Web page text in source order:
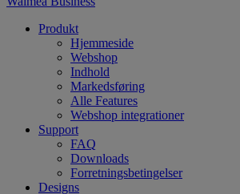
Produkt
Hjemmeside
Webshop
Indhold
Markedsføring
Alle Features
Webshop integrationer
Support
FAQ
Downloads
Forretningsbetingelser
Designs